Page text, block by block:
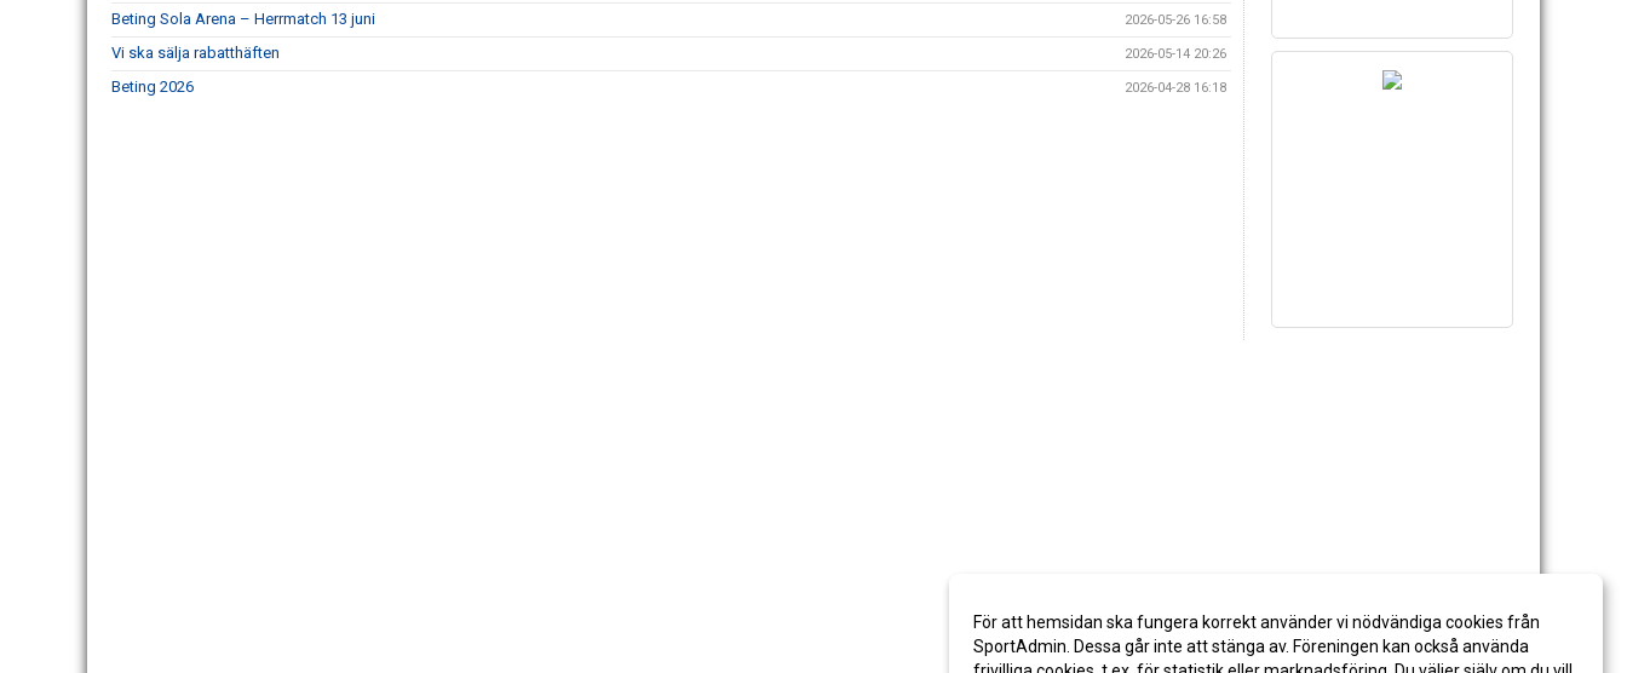
Beting Sola Arena – Herrmatch 13 juni 2026-05-26 16:58
Vi ska sälja rabatthäften 2026-05-14 20:26
Beting 2026 2026-04-28 16:18
För att hemsidan ska fungera korrekt använder vi nödvändiga cookies från
SportAdmin. Dessa går inte att stänga av. Föreningen kan också använda